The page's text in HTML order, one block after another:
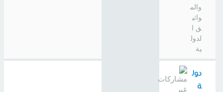
والم
واثي
ق ا
لدول
ية
دول
ة